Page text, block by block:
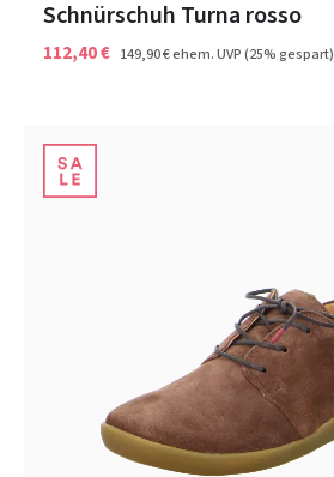
Schnürschuh Turna rosso
112,40 € 149,90 €ehem. UVP(25% gespart)